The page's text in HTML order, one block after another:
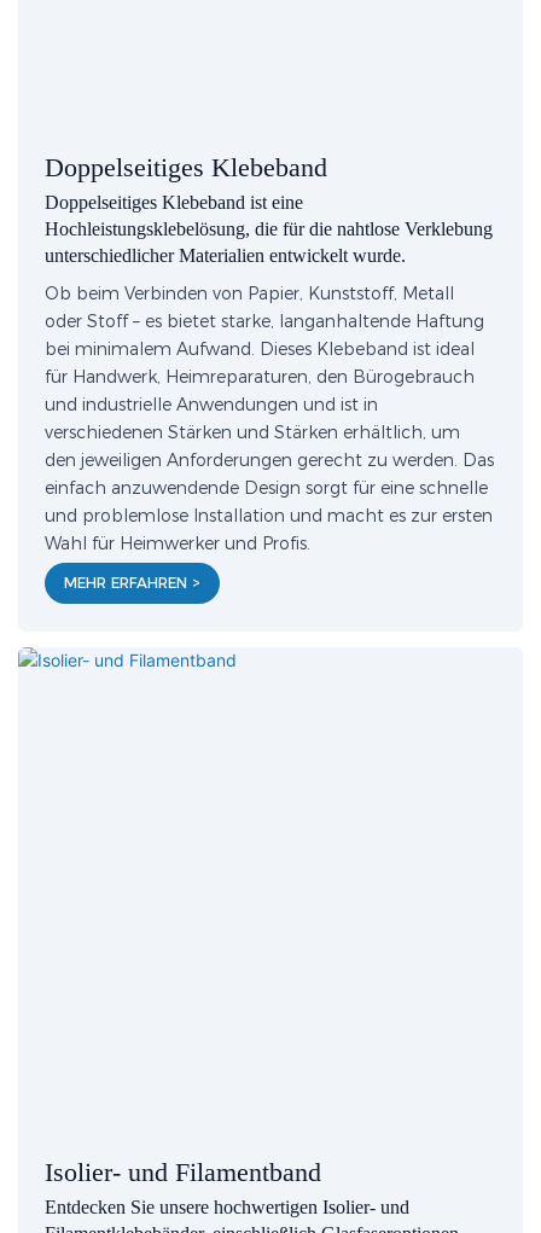
Doppelseitiges Klebeband
Doppelseitiges Klebeband ist eine
Hochleistungsklebelösung, die für die nahtlose Verklebung
unterschiedlicher Materialien entwickelt wurde.
Ob beim Verbinden von Papier, Kunststoff, Metall
oder Stoff – es bietet starke, langanhaltende Haftung
bei minimalem Aufwand. Dieses Klebeband ist ideal
für Handwerk, Heimreparaturen, den Bürogebrauch
und industrielle Anwendungen und ist in
verschiedenen Stärken und Stärken erhältlich, um
den jeweiligen Anforderungen gerecht zu werden. Das
einfach anzuwendende Design sorgt für eine schnelle
und problemlose Installation und macht es zur ersten
Wahl für Heimwerker und Profis.
MEHR ERFAHREN >
Isolier- und Filamentband
Entdecken Sie unsere hochwertigen Isolier- und